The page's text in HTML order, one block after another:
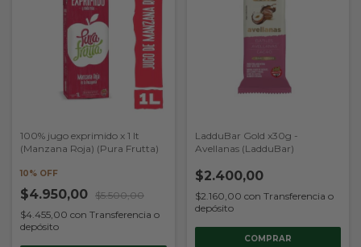
100% jugo exprimido x 1 lt
(Manzana Roja) (Pura Frutta)
10% OFF
$4.950,00 $5.500,00
$4.455,00 con Transferencia o
depósito
LadduBar Gold x30g -
Avellanas (LadduBar)
$2.400,00
$2.160,00 con Transferencia o
depósito
COMPRAR